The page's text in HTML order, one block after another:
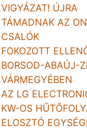
VIGYÁZAT! ÚJRA
TÁMADNAK AZ
CSALÓK
FOKOZOTT
BORSOD-ABAÚJ-
VÁRMEGYÉBEN
AZ LG
KW-OS
ELOSZTÓ